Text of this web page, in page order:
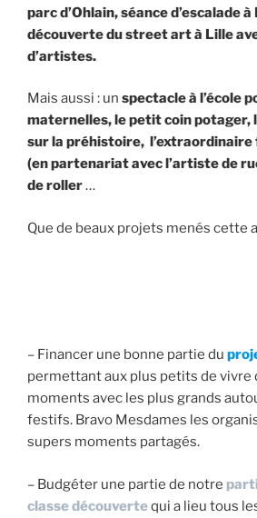
parc d’Ohlain, séance d’escalade
découverte du street art à Lille
d’artistes.
Mais aussi : un spectacle à l’école
maternelles, le petit coin potager,
sur la préhistoire, l’extraordinaire
(en partenariat avec l’artiste de
de roller…
Que de beaux projets menés cette
– Financer une bonne partie du
permettant aux plus petits de vivre
moments avec les plus grands
festifs. Bravo Mesdames les
supers moments partagés.
– Budgéter une partie de notre
classe découvertequi a lieu tous